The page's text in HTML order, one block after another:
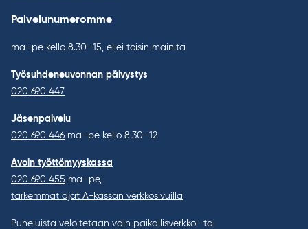
Palvelunumeromme
ma–pe kello 8.30–15, ellei toisin mainita
Työsuhdeneuvonnan päivystys
020 690 447
Jäsenpalvelu
020 690 446 ma–pe kello 8.30–12
Avoin työttömyyskassa
020 690 455 ma–pe,
tarkemmat ajat A-kassan verkkosivuilla
Puheluista veloitetaan vain paikallisverkko- tai